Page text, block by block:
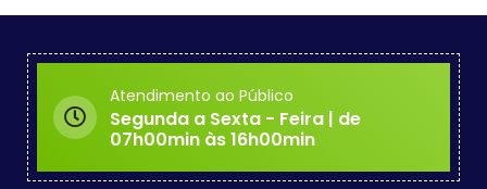
Atendimento ao Público
Segunda a Sexta - Feira | de
07h00min às 16h00min